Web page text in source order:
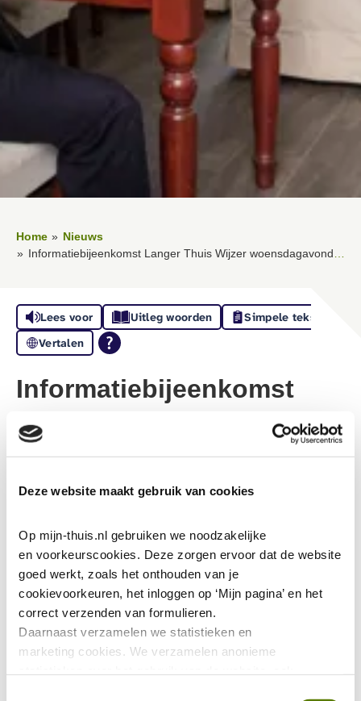
Deze website maakt gebruik van cookies
Op mijn-thuis.nl gebruiken we noodzakelijke
en voorkeurscookies. Deze zorgen ervoor dat de website
goed werkt, zoals het onthouden van je
cookievoorkeuren, het inloggen op ‘Mijn pagina’ en het
correct verzenden van formulieren.
Daarnaast verzamelen we statistieken en
marketing cookies. We verzamelen anonieme
Home
Nieuws
Informatiebijeenkomst Langer Thuis Wijzer woensdagavond 10 juni
Lees voor Uitleg woorden
Simpele tekst
Vertalen
Informatiebijeenkomst
Langer Thuis Wijzer
woensdagavond 10 juni
Woon je in Veldhoven? En wil je weten hoe je in
aanmerking komt voor een seniorenwoning? Of waar
je naar toe kunt als je extra zorg of ondersteuning
nodig hebt? Bezoek de informatiebijeenkomst van
Langer Thuis Wijzer Veldhoven.